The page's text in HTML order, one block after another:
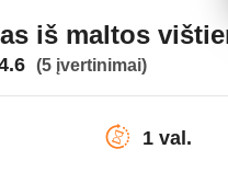
iš maltos
(5 įvertinimai)
1 val.